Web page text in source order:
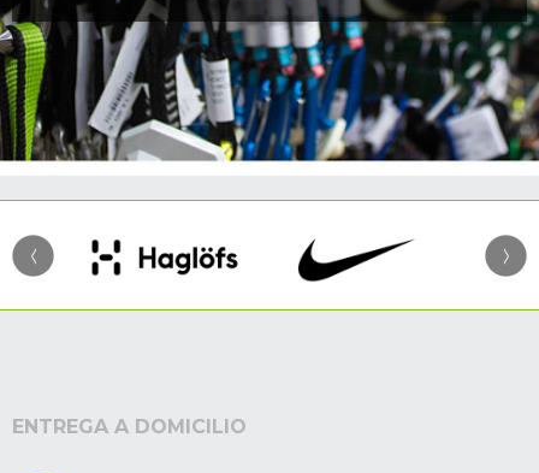
ENTREGA A DOMICILIO